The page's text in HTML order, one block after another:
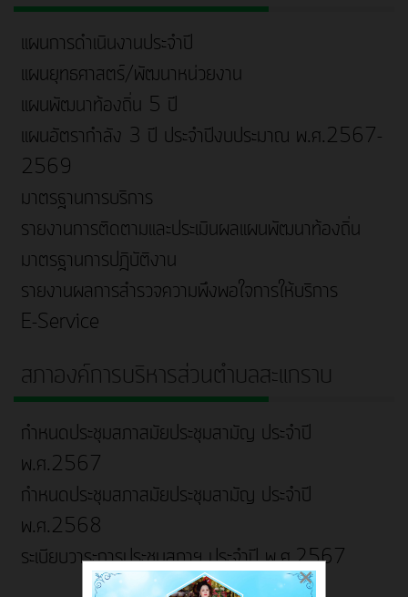
แผนการดำเนินงานประจำปี
แผนยุทธศาสตร์/พัฒนาหน่วยงาน
แผนพัฒนาท้องถิ่น 5 ปี
แผนอัตรากำลัง 3 ปี ประจำปีงบประมาณ พ.ศ.2567-
2569
มาตรฐานการบริการ
รายงานการติดตามและประเมินผลแผนพัฒนาท้องถิ่น
มาตรฐานการปฎิบัติงาน
รายงานผลการสำรวจความพึงพอใจการให้บริการ
E-Service
สภาองค์การบริหารส่วนตำบลสะแกราบ
กำหนดประชุมสภาสมัยประชุมสามัญ ประจำปี
พ.ศ.2567
กำหนดประชุมสภาสมัยประชุมสามัญ ประจำปี
พ.ศ.2568
ระเบียบวาระการประชุมสภาฯ ประจำปี พ.ศ.2567
×